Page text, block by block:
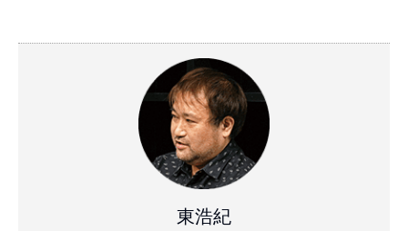
東浩紀